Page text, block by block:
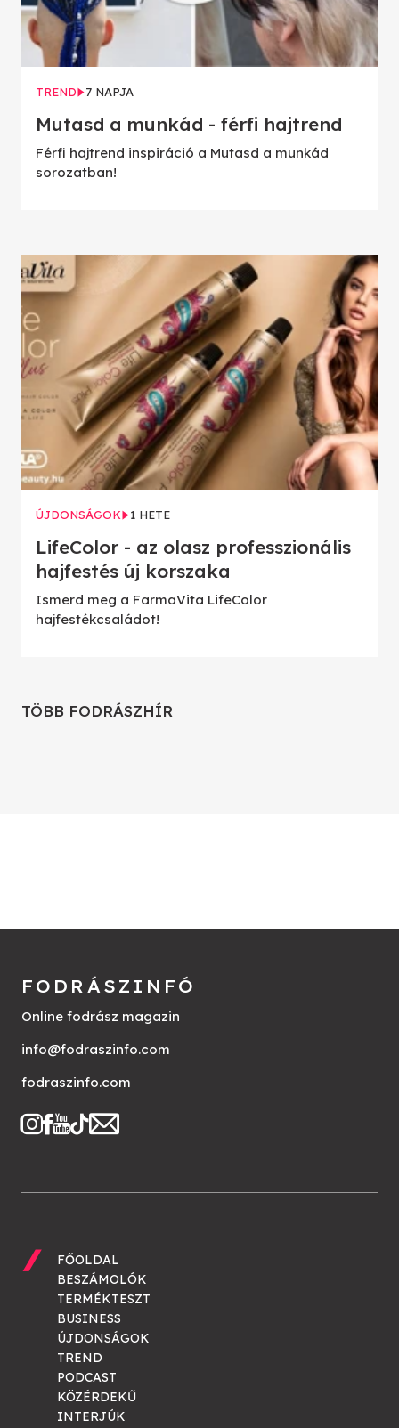
TREND 7 NAPJA
Mutasd a munkád - férfi hajtrend
Férfi hajtrend inspiráció a Mutasd a munkád
sorozatban!
ÚJDONSÁGOK 1 HETE
LifeColor - az olasz professzionális
hajfestés új korszaka
Ismerd meg a FarmaVita LifeColor
hajfestékcsaládot!
TÖBB FODRÁSZHÍR
FODRÁSZINFÓ
Online fodrász magazin
info@fodraszinfo.com
fodraszinfo.com
FŐOLDAL
BESZÁMOLÓK
TERMÉKTESZT
BUSINESS
ÚJDONSÁGOK
TREND
PODCAST
KÖZÉRDEKŰ
INTERJÚK